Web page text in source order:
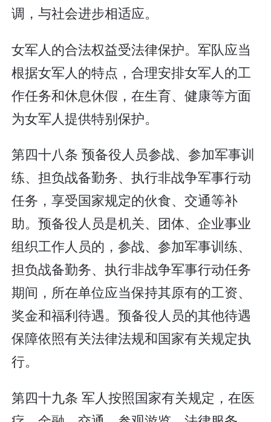
调，与社会进步相适应。
女军人的合法权益受法律保护。军队应当
根据女军人的特点，合理安排女军人的工
作任务和休息休假，在生育、健康等方面
为女军人提供特别保护。
第四十八条 预备役人员参战、参加军事训
练、担负战备勤务、执行非战争军事行动
任务，享受国家规定的伙食、交通等补
助。预备役人员是机关、团体、企业事业
组织工作人员的，参战、参加军事训练、
担负战备勤务、执行非战争军事行动任务
期间，所在单位应当保持其原有的工资、
奖金和福利待遇。预备役人员的其他待遇
保障依照有关法律法规和国家有关规定执
行。
第四十九条 军人按照国家有关规定，在医